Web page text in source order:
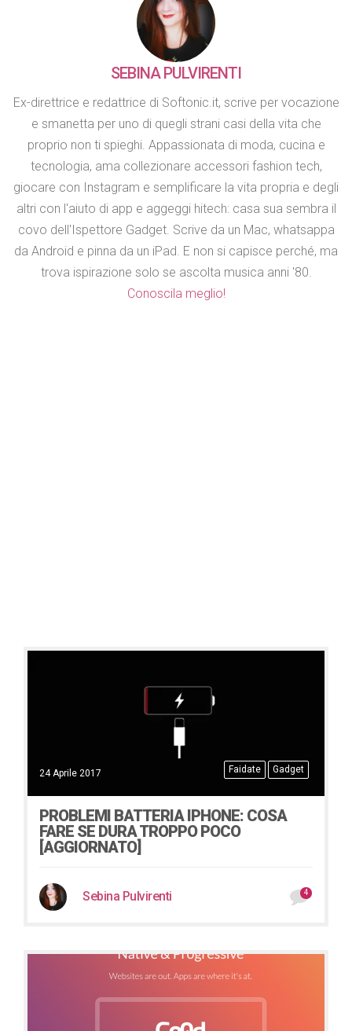
SEBINA PULVIRENTI
Ex-direttrice e redattrice di Softonic.it, scrive per vocazione
e smanetta per uno di quegli strani casi della vita che
proprio non ti spieghi. Appassionata di moda, cucina e
tecnologia, ama collezionare accessori fashion tech,
giocare con Instagram e semplificare la vita propria e degli
altri con l'aiuto di app e aggeggi hitech: casa sua sembra il
covo dell'Ispettore Gadget. Scrive da un Mac, whatsappa
da Android e pinna da un iPad. E non si capisce perché, ma
trova ispirazione solo se ascolta musica anni '80.
Conoscila meglio!
Faidate Gadget
24 Aprile 2017
PROBLEMI BATTERIA IPHONE: COSA
FARE SE DURA TROPPO POCO
[AGGIORNATO]
Sebina Pulvirenti 4